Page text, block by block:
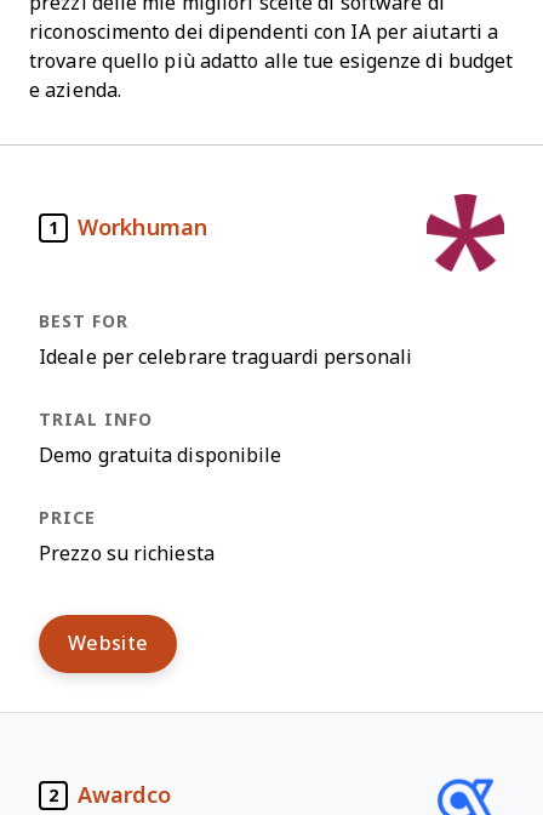
riconoscimento dei dipendenti con IA per aiutarti a
trovare quello più adatto alle tue esigenze di budget
e azienda.
1 Workhuman
Ideale per celebrare traguardi personali
Demo gratuita disponibile
Prezzo su richiesta
Website
2 Awardco